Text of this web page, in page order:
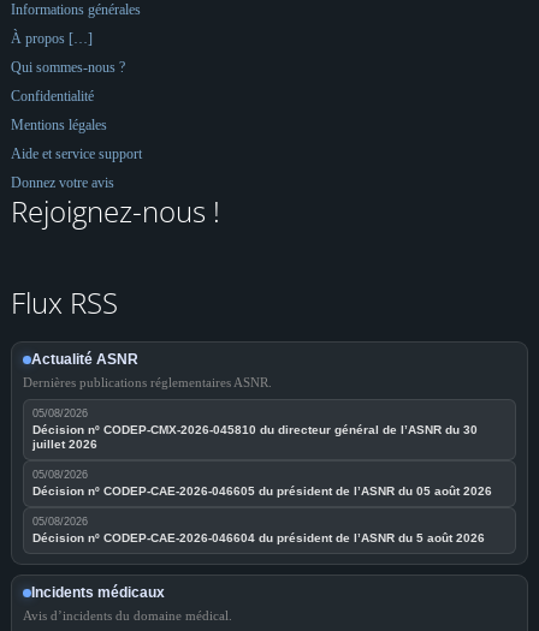
Informations générales
À propos […]
Qui sommes-nous ?
Confidentialité
Mentions légales
Aide et service support
Donnez votre avis
Rejoignez-nous !
Flux RSS
Actualité ASNR
Dernières publications réglementaires ASNR.
05/08/2026
Décision nº CODEP-CMX-2026-045810 du directeur général de l’ASNR du 30
juillet 2026
05/08/2026
Décision nº CODEP-CAE-2026-046605 du président de l’ASNR du 05 août 2026
05/08/2026
Décision nº CODEP-CAE-2026-046604 du président de l’ASNR du 5 août 2026
Incidents médicaux
Avis d’incidents du domaine médical.